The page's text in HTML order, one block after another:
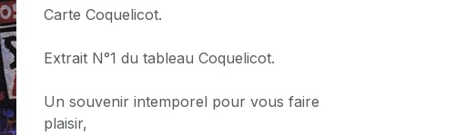
Carte Coquelicot.
Extrait N°1 du tableau Coquelicot.
Un souvenir intemporel pour vous faire
plaisir,